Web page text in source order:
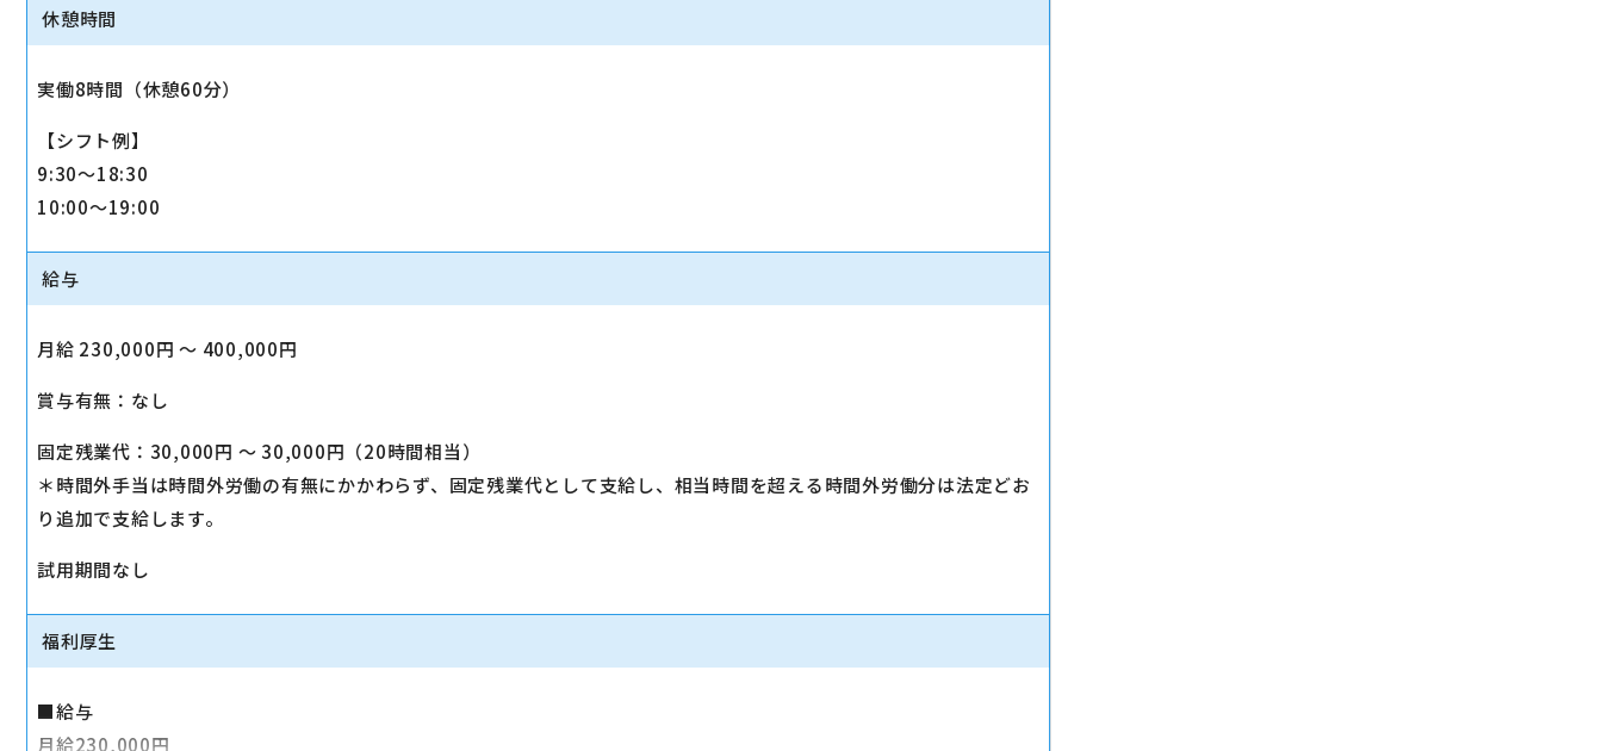
休憩時間
実働8時間（休憩60分）
【シフト例】
9:30～18:30
10:00～19:00
給与
月給 230,000円 〜 400,000円
賞与有無：なし
固定残業代：30,000円 〜 30,000円（20時間相当）
＊時間外手当は時間外労働の有無にかかわらず、固定残業代として支給し、相当時間を超える時間外労働分は法定どお
り追加で支給します。
試用期間なし
福利厚生
■給与
月給230,000円